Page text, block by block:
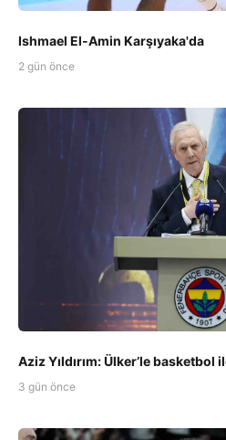
Ishmael El-Amin Karşıyaka'da
2 gün önce
Aziz Yıldırım: Ülker’le
3 gün önce